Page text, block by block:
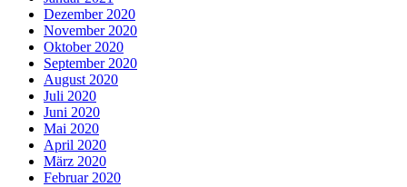
Dezember 2020
November 2020
Oktober 2020
September 2020
August 2020
Juli 2020
Juni 2020
Mai 2020
April 2020
März 2020
Februar 2020